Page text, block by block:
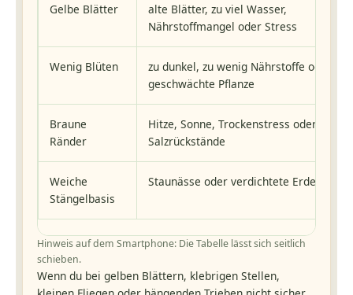
Gelbe Blätter
alte Blätter, zu viel Wasser,
Nährstoffmangel oder Stress
Wenig Blüten
zu dunkel, zu wenig Nährstoffe oder
geschwächte Pflanze
Braune
Ränder
Hitze, Sonne, Trockenstress oder
Salzrückstände
Weiche
Stängelbasis
Staunässe oder verdichtete Erde
Hinweis auf dem Smartphone: Die Tabelle lässt sich seitlich
schieben.
Wenn du bei gelben Blättern, klebrigen Stellen,